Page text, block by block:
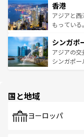
とつ。フォ
ひ現地で
が旅行者
参照してほ
の活気が交
帯で自然
いビーチ
激する。気
が待って
た文化、
香港
アジアと
もってい
み、どこを
ており、
うな絶景
シンガポ
アジアの
シンガポ
で、ホーカ
国と地域
ヨーロッパ